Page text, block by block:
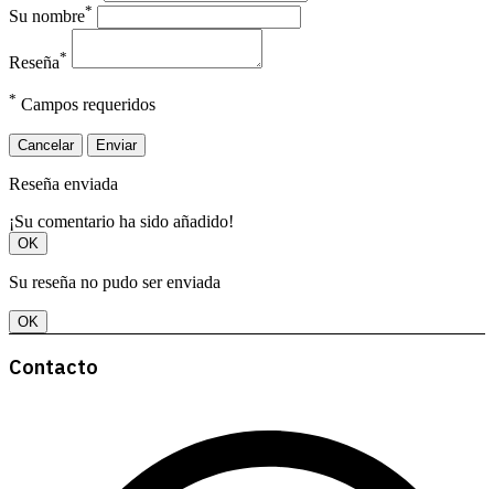
Su nombre*
Reseña*
* Campos requeridos
Cancelar Enviar
Reseña enviada
¡Su comentario ha sido añadido!
OK
Su reseña no pudo ser enviada
OK
Contacto